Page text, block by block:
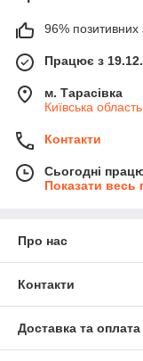
96% позитивних
Працює з
м. Тарасівка
Київська
Контакти
Сьогодні
Показати весь
Про нас
Контакти
Доставка та оплата